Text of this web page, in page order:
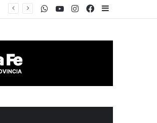
Facebook
Instagram
Youtube
WhatsApp